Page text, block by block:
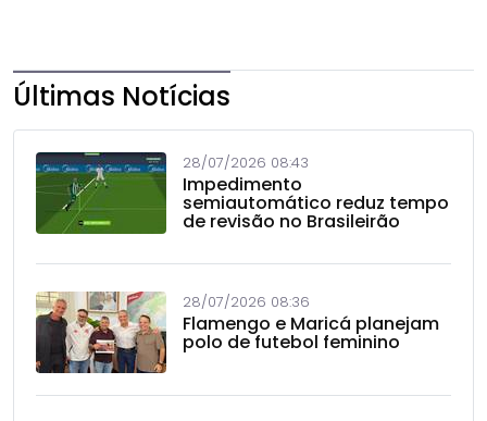
Últimas Notícias
28/07/2026 08:43
Impedimento
semiautomático reduz tempo
de revisão no Brasileirão
28/07/2026 08:36
Flamengo e Maricá planejam
polo de futebol feminino